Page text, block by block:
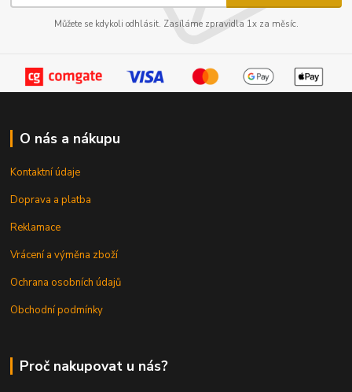
Můžete se kdykoli odhlásit. Zasíláme zpravidla 1x za měsíc.
O nás a nákupu
Kontaktní údaje
Doprava a platba
Reklamace
Vrácení a výměna zboží
Ochrana osobních údajů
Obchodní podmínky
Proč nakupovat u nás?